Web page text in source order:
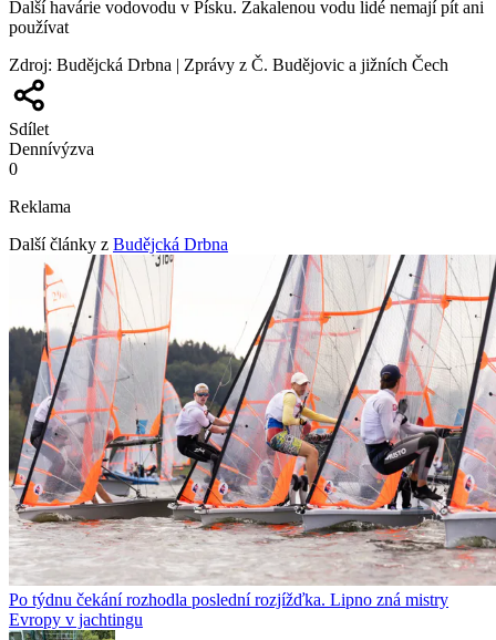
Další havárie vodovodu v Písku. Zakalenou vodu lidé nemají pít ani
používat
Zdroj: Budějcká Drbna | Zprávy z Č. Budějovic a jižních Čech
Sdílet
Dennívýzva
0
Reklama
Další články z Budějcká Drbna
Po týdnu čekání rozhodla poslední rozjížďka. Lipno zná mistry
Evropy v jachtingu